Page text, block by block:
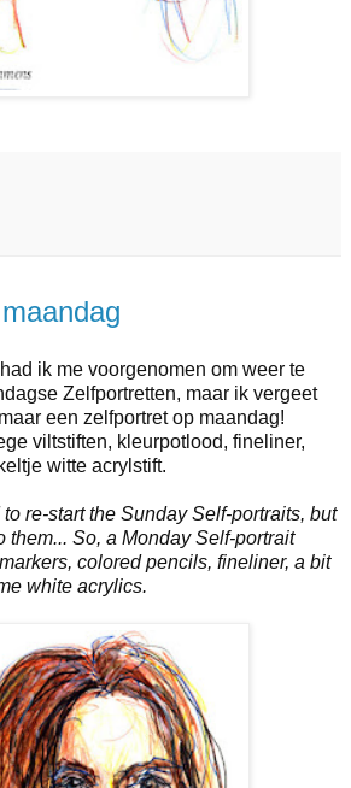
ik me voorgenomen om weer te
Zelfportretten, maar ik vergeet
een zelfportret op maandag!
viltstiften, kleurpotlood, fineliner,
witte acrylstift.
re-start the Sunday Self-portraits, but
them... So, a Monday Self-portrait
colored pencils, fineliner, a bit
white acrylics.